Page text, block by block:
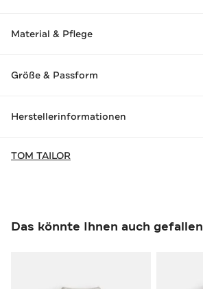
Material & Pflege
Größe & Passform
Herstellerinformationen
TOM TAILOR
Das könnte Ihnen auch gefallen